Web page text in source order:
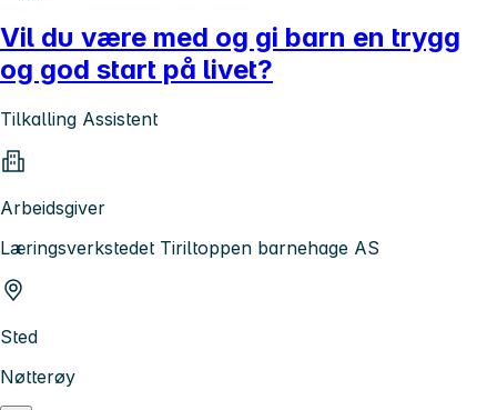
Vil du være med og gi barn en trygg
og god start på livet?
Tilkalling Assistent
Arbeidsgiver
Læringsverkstedet Tiriltoppen barnehage AS
Sted
Nøtterøy